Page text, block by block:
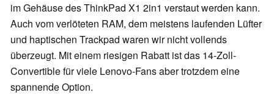
im Gehäuse des ThinkPad X1 2in1 verstaut werden kann.
Auch vom verlöteten RAM, dem meistens laufenden Lüfter
und haptischen Trackpad waren wir nicht vollends
überzeugt. Mit einem riesigen Rabatt ist das 14-Zoll-
Convertible für viele Lenovo-Fans aber trotzdem eine
spannende Option.